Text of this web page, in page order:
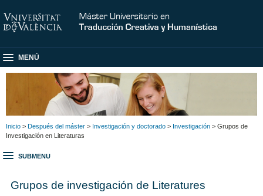
MENÚ
Inicio > Después del máster > Investigación y doctorado > Investigación > Grupos de
Investigación en Literaturas
SUBMENU
Grupos de investigación de Literatures